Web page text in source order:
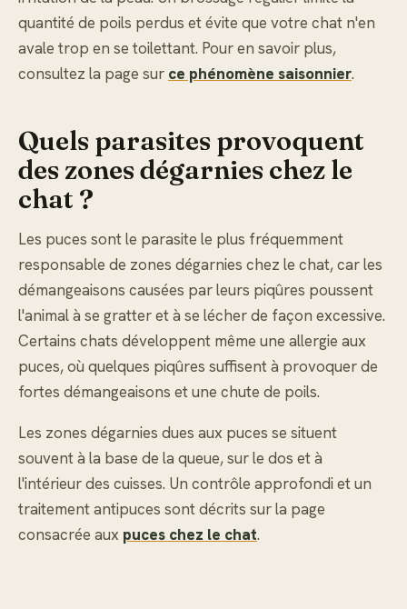
quantité de poils perdus et évite que votre chat n'en
avale trop en se toilettant. Pour en savoir plus,
consultez la page sur ce phénomène saisonnier.
Quels parasites provoquent
des zones dégarnies chez le
chat ?
Les puces sont le parasite le plus fréquemment
responsable de zones dégarnies chez le chat, car les
démangeaisons causées par leurs piqûres poussent
l'animal à se gratter et à se lécher de façon excessive.
Certains chats développent même une allergie aux
puces, où quelques piqûres suffisent à provoquer de
fortes démangeaisons et une chute de poils.
Les zones dégarnies dues aux puces se situent
souvent à la base de la queue, sur le dos et à
l'intérieur des cuisses. Un contrôle approfondi et un
traitement antipuces sont décrits sur la page
consacrée aux puces chez le chat.